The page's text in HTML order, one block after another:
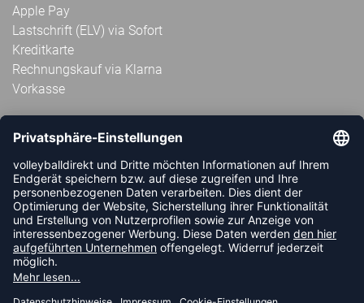
Apple Pay
Lastschrift (ELV) via Sofort
Kreditkarte
Rechnungskauf via Klarna
Vorkasse
ABONNIERE JETZT DEN KOSTENLOSEN
VOLLEYBALLDIREKT-NEWSLETTER UND VERPASSE KEINE
NEUIGKEIT ODER AKTION MEHR.
JETZT ANMELDEN